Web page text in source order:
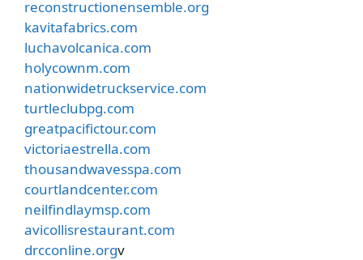
reconstructionensemble.org
kavitafabrics.com
luchavolcanica.com
holycownm.com
nationwidetruckservice.com
turtleclubpg.com
greatpacifictour.com
victoriaestrella.com
thousandwavesspa.com
courtlandcenter.com
neilfindlaymsp.com
avicollisrestaurant.com
drcconline.orgv